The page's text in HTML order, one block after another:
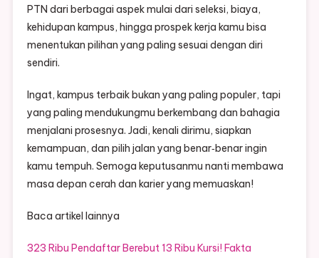
PTN dari berbagai aspek mulai dari seleksi, biaya,
kehidupan kampus, hingga prospek kerja kamu bisa
menentukan pilihan yang paling sesuai dengan diri
sendiri.
Ingat, kampus terbaik bukan yang paling populer, tapi
yang paling mendukungmu berkembang dan bahagia
menjalani prosesnya. Jadi, kenali dirimu, siapkan
kemampuan, dan pilih jalan yang benar‑benar ingin
kamu tempuh. Semoga keputusanmu nanti membawa
masa depan cerah dan karier yang memuaskan!
Baca artikel lainnya
323 Ribu Pendaftar Berebut 13 Ribu Kursi! Fakta